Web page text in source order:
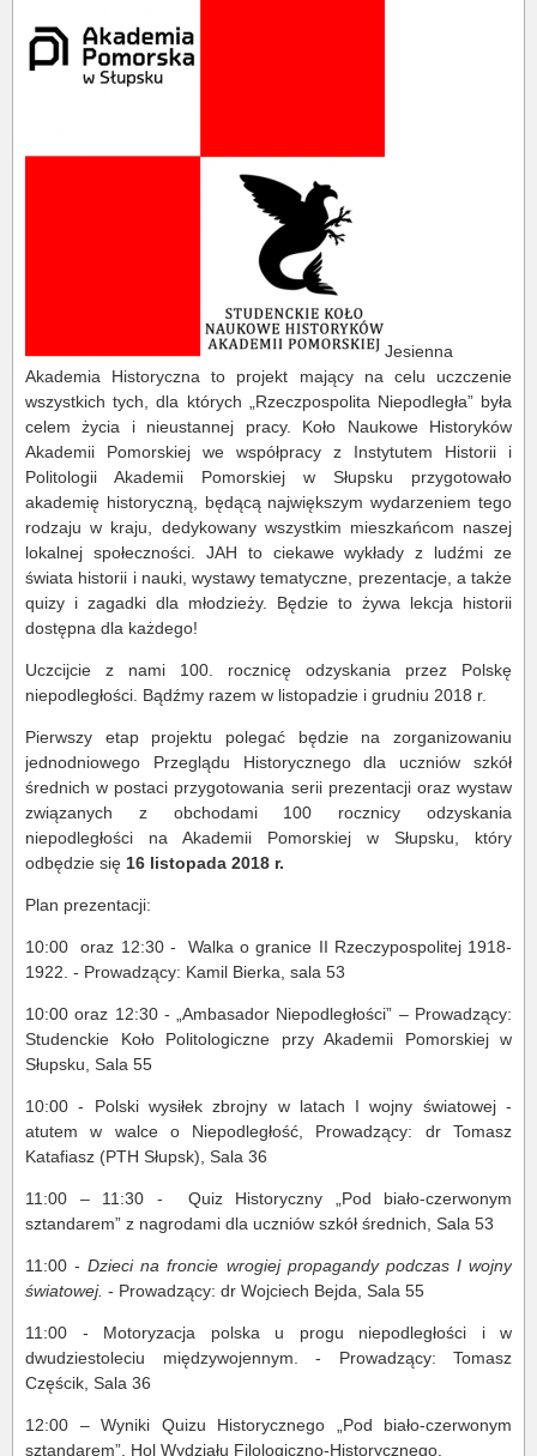
Jesienna
Akademia Historyczna to projekt mający na celu uczczenie
wszystkich tych, dla których „Rzeczpospolita Niepodległa” była
celem życia i nieustannej pracy. Koło Naukowe Historyków
Akademii Pomorskiej we współpracy z Instytutem Historii i
Politologii Akademii Pomorskiej w Słupsku przygotowało
akademię historyczną, będącą największym wydarzeniem tego
rodzaju w kraju, dedykowany wszystkim mieszkańcom naszej
lokalnej społeczności. JAH to ciekawe wykłady z ludźmi ze
świata historii i nauki, wystawy tematyczne, prezentacje, a także
quizy i zagadki dla młodzieży. Będzie to żywa lekcja historii
dostępna dla każdego!
Uczcijcie z nami 100. rocznicę odzyskania przez Polskę
niepodległości. Bądźmy razem w listopadzie i grudniu 2018 r.
Pierwszy etap projektu polegać będzie na zorganizowaniu
jednodniowego Przeglądu Historycznego dla uczniów szkół
średnich w postaci przygotowania serii prezentacji oraz wystaw
związanych z obchodami 100 rocznicy odzyskania
niepodległości na Akademii Pomorskiej w Słupsku, który
odbędzie się 16 listopada 2018 r.
Plan prezentacji:
10:00 oraz 12:30 -
Walka o granice II Rzeczypospolitej 1918-
1922. - Prowadzący: Kamil Bierka, sala 53
10:00 oraz 12:30 - „Ambasador Niepodległości” – Prowadzący:
Studenckie Koło Politologiczne przy Akademii Pomorskiej w
Słupsku, Sala 55
10:00 - Polski wysiłek zbrojny w latach I wojny światowej -
atutem w walce o Niepodległość, Prowadzący: dr Tomasz
Katafiasz (PTH Słupsk), Sala 36
11:00 – 11:30 -
Quiz Historyczny „Pod biało-czerwonym
sztandarem” z nagrodami dla uczniów szkół średnich, Sala 53
11:00 - Dzieci na froncie wrogiej propagandy podczas I wojny
światowej. - Prowadzący: dr Wojciech Bejda, Sala 55
11:00 - Motoryzacja polska u progu niepodległości i w
dwudziestoleciu międzywojennym. - Prowadzący: Tomasz
Częścik, Sala 36
12:00 – Wyniki Quizu Historycznego „Pod biało-czerwonym
sztandarem”, Hol Wydziału Filologiczno-Historycznego.